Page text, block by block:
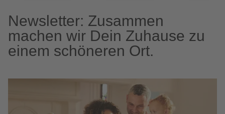
Newsletter: Zusammen
machen wir Dein Zuhause zu
einem schöneren Ort.